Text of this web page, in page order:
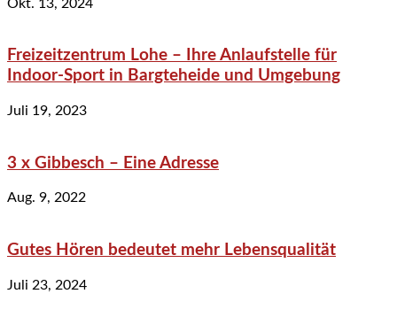
Okt. 13, 2024
Freizeitzentrum Lohe – Ihre Anlaufstelle für
Indoor-Sport in Bargteheide und Umgebung
Juli 19, 2023
3 x Gibbesch – Eine Adresse
Aug. 9, 2022
Gutes Hören bedeutet mehr Lebensqualität
Juli 23, 2024